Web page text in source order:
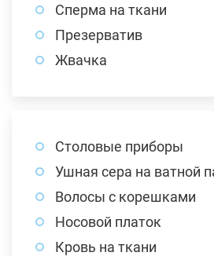
Сперма на ткани
Презерватив
Жвачка
Столовые приборы
Ушная сера на ватной
Волосы с корешками
Носовой платок
Кровь на ткани